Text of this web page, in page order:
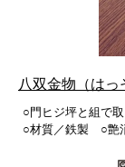
八双金物（はっ
○門ヒジ坪と組で
○材質／鉄製 ○艶